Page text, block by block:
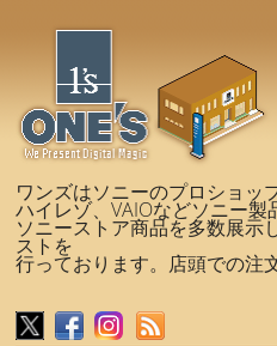
ワンズはソニーのプロショッ
ハイレゾ、VAIOなどソニー製
ソニーストア商品を多数展示
ストを
行っております。店頭での注